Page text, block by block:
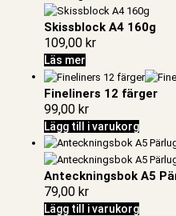
Skissblock A4 160g
109,00 kr
Läs mer
Fineliners 12 färger
99,00 kr
Lägg till i varukorg
Anteckningsbok A5
79,00 kr
Lägg till i varukorg